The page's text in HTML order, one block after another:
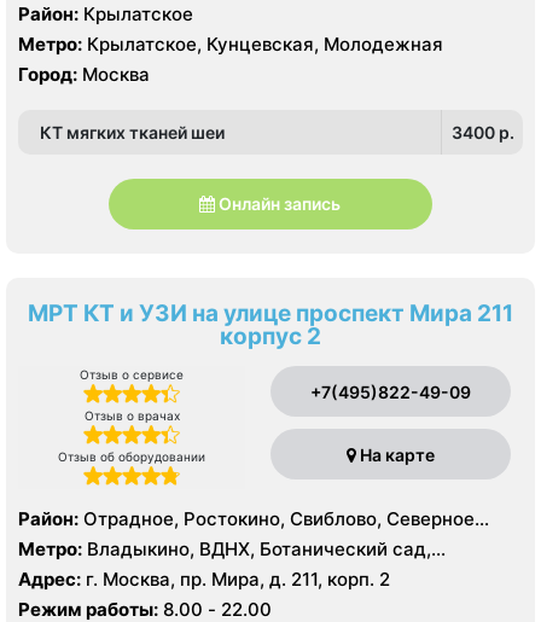
Район: Крылатское
Метро: Крылатское, Кунцевская, Молодежная
Город: Москва
КТ мягких тканей шеи 3400 p.
Онлайн запись
МРТ КТ и УЗИ на улице проспект Мира 211
корпус 2
Отзыв о сервисе
Отзыв о врачах
Отзыв об оборудовании
+7(495)822-49-09
На карте
Район: Отрадное, Ростокино, Свиблово, Северное
Медведково, Южное Медведково, Ярославский
Метро: Владыкино, ВДНХ, Ботанический сад,
Белокаменная , Бабушкинская, Отрадное, Ростокино,
Свиблово
Адрес: г. Москва, пр. Мира, д. 211, корп. 2
Режим работы: 8.00 - 22.00